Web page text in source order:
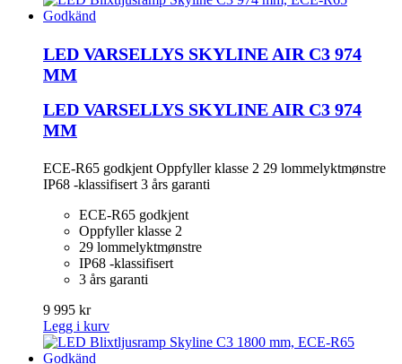
LED VARSELLYS SKYLINE AIR C3 974
MM
LED VARSELLYS SKYLINE AIR C3 974
MM
ECE-R65 godkjent Oppfyller klasse 2 29 lommelyktmønstre
IP68 -klassifisert 3 års garanti
ECE-R65 godkjent
Oppfyller klasse 2
29 lommelyktmønstre
IP68 -klassifisert
3 års garanti
9 995 kr
Legg i kurv